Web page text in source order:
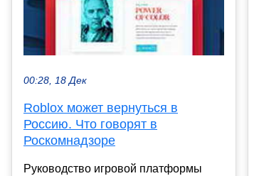
00:28, 18 Дек
Roblox может вернуться в
Россию. Что говорят в
Роскомнадзоре
Руководство игровой платформы